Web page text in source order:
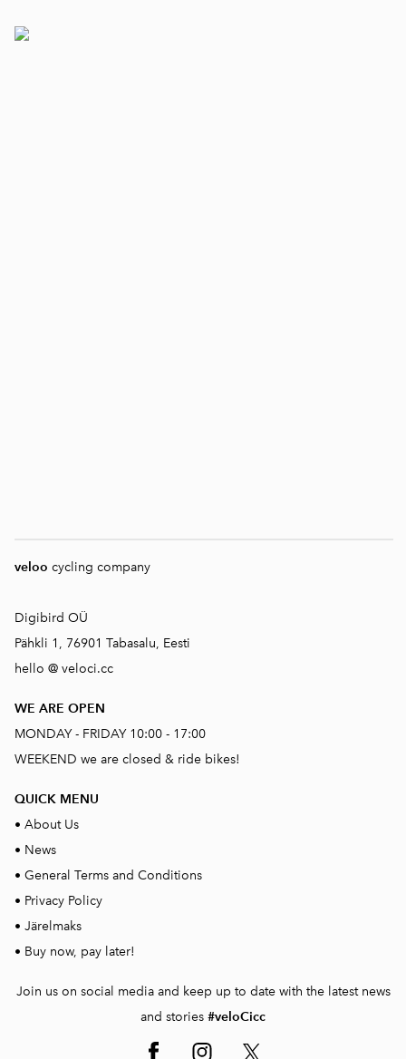
veloo cycling company
Digibird OÜ
Pähkli 1, 76901 Tabasalu, Eesti
hello @ veloci.cc
WE ARE OPEN
MONDAY - FRIDAY 10:00 - 17:00
WEEKEND we are closed & ride bikes!
QUICK MENU
• About Us
• News
• General Terms and Conditions
• Privacy Policy
• Järelmaks
• Buy now, pay later!
Join us on social media and keep up to date with the latest news
and stories #veloCicc